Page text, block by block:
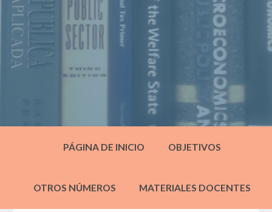
PÁGINA DE INICIO OBJETIVOS
OTROS NÚMEROS MATERIALES DOCENTES